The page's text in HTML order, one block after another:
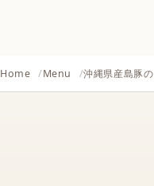
Home Menu 沖縄県産島豚